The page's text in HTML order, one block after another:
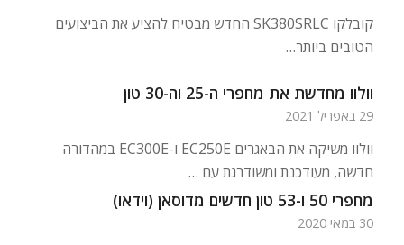
קובלקו SK380SRLC החדש מבטיח להציע את הביצועים
הטובים ביותר…
וולוו מחדשת את מחפרי ה-25 וה-30 טון
29 באפריל 2021
וולוו משיקה את הבאגרים EC250E ו-EC300E במהדורה
חדשה, מעודכנת ומשודרגת עם …
מחפרי 50 ו-53 טון חדשים מדוסאן (וידאו)
30 במאי 2020